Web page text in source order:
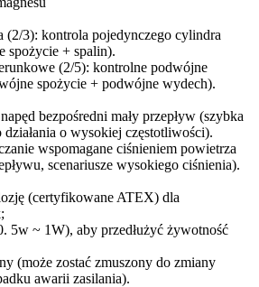
3): kontrola pojedynczego cylindra
spożycie + spalin).
(2/5): kontrolne podwójne
spożycie + podwójne wydech).
bezpośredni mały przepływ (szybka
o wysokiej częstotliwości).
wspomagane ciśnieniem powietrza
scenariusze wysokiego ciśnienia).
(certyfikowane ATEX) dla
5w ~ 1W), aby przedłużyć żywotność
(może zostać zmuszony do zmiany
awarii zasilania).